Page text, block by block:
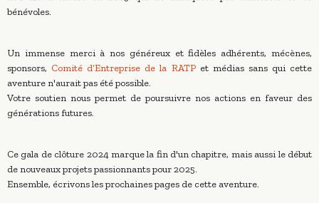
bénévoles.
Un immense merci à nos généreux et fidèles adhérents, mécènes,
sponsors, Comité d’Entreprise de la RATPet médias sans qui cette
aventure n'aurait pas été possible.
Votre soutien nous permet de poursuivre nos actions en faveur des
générations futures.
Ce gala de clôture 2024 marque la fin d'un chapitre, mais aussi le début
de nouveaux projets passionnants pour 2025.
Ensemble, écrivons les prochaines pages de cette aventure.